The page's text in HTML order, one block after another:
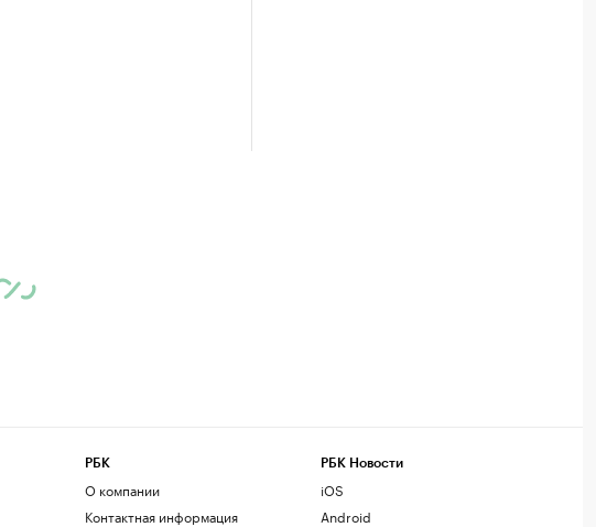
РБК
О компании
Контактная информация
РБК Новости
iOS
Android